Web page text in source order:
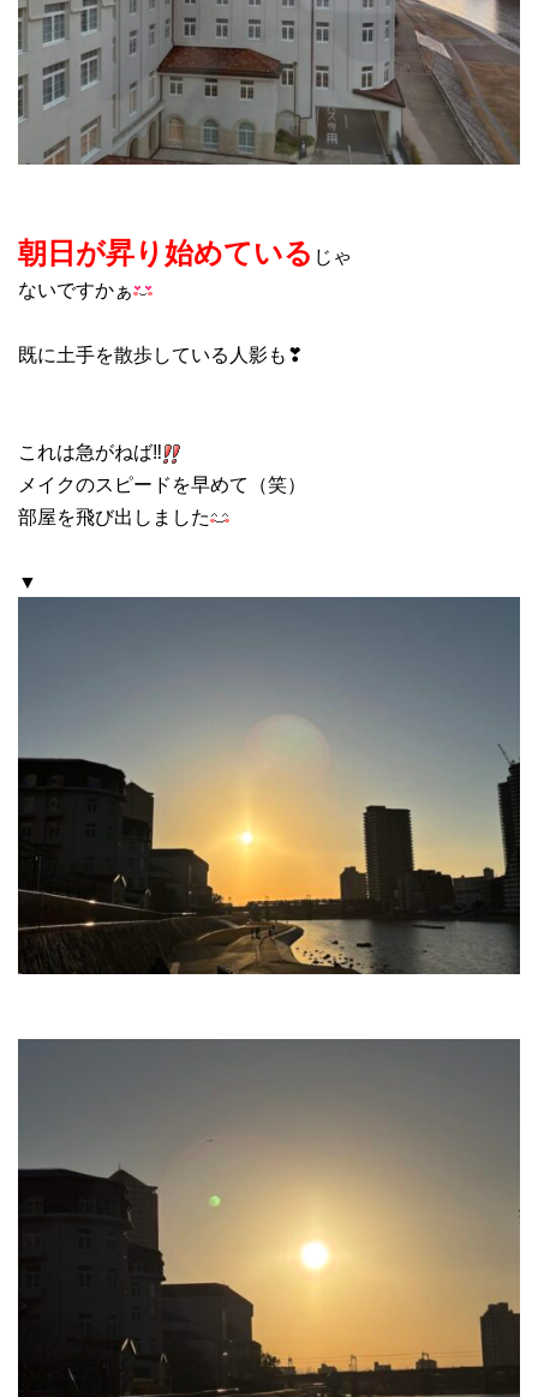
朝日が昇り始めている じゃ
ないですかぁ
既に土手を散歩している人影も❣
これは急がねば‼
メイクのスピードを早めて（笑）
部屋を飛び出しました
▼